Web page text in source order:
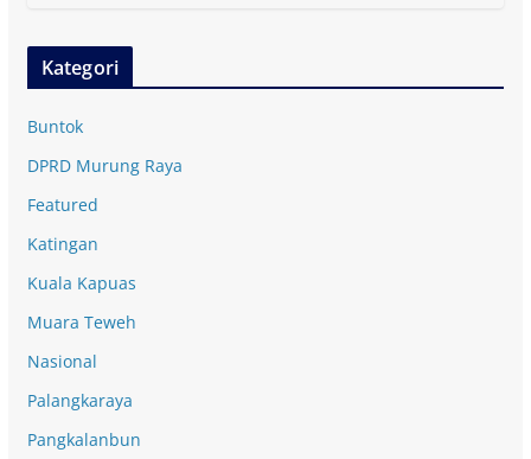
Kategori
Buntok
DPRD Murung Raya
Featured
Katingan
Kuala Kapuas
Muara Teweh
Nasional
Palangkaraya
Pangkalanbun